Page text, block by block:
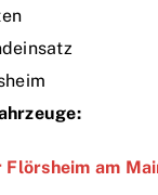
Flörsheim am